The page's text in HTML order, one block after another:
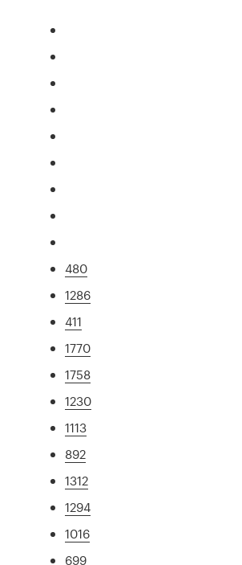
480
1286
411
1770
1758
1230
1113
892
1312
1294
1016
699